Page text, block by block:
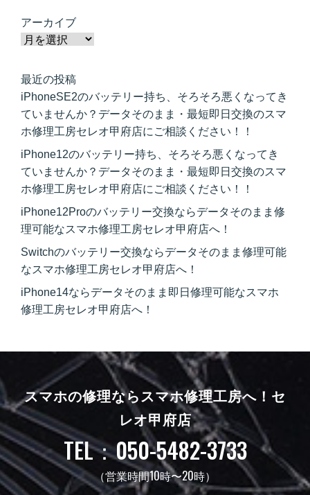
アーカイブ
最近の投稿
iPhoneSE2のバッテリー持ち、そろそろ悪くなってき
ていませんか？データそのまま・最短即日交換のスマ
ホ修理工房セレオ甲府店にご相談ください！！
iPhone12のバッテリー持ち、そろそろ悪くなってき
ていませんか？データそのまま・最短即日交換のスマ
ホ修理工房セレオ甲府店にご相談ください！！
iPhone12Proのバッテリー交換ならデータそのまま修
理可能なスマホ修理工房セレオ甲府店へ！
Switchのバッテリー交換ならデータそのまま修理可能
なスマホ修理工房セレオ甲府店へ！
iPhone14ならデータそのまま即日修理可能なスマホ
修理工房セレオ甲府店へ！
スマホの修理ならスマホ修理工房へ！ セ
レオ甲府店
TEL：050-5482-3733
（営業時間10時〜20時）